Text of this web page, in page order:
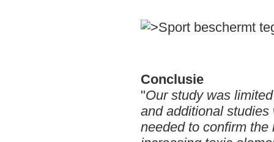
Conclusie
"Our study was
and additional
needed to confirm